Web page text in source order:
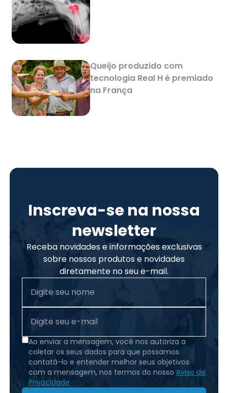
Queijo produzido com
tecnologia Real H é premiado
na França
Inscreva-se na nossa
newsletter
Receba novidades e informações exclusivas
sobre nossos produtos e novidades
diretamente no seu e-mail.
Ao enviar a mensagem, você nos autoriza a
coletar os seus dados para que possamos
contatá-lo e entender melhor seus objetivos
com a mensagem, nos termos do nossoAviso de
Privacidade